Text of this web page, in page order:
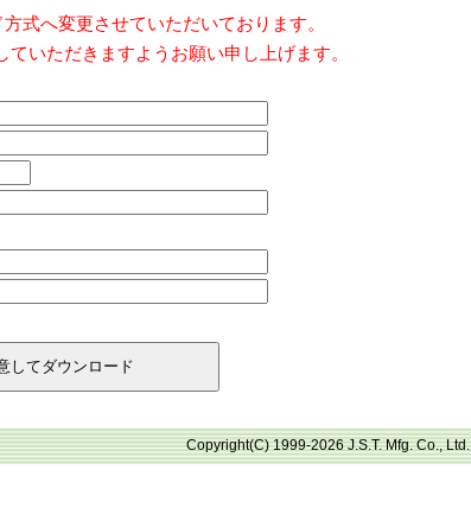
式へ変更させていただいております。
いただきますようお願い申し上げます。
Copyright(C) 1999-2026 J.S.T. Mfg. Co., Ltd.